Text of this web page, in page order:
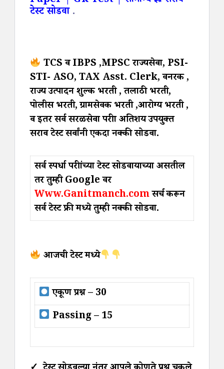
टेस्ट सोडवा.
TCS व IBPS ,MPSC राज्यसेवा, PSI-
STI- ASO, TAX Asst. Clerk, वनरक्षक ,
राज्य उत्पादन शुल्क भरती , तलाठी भरती,
पोलीस भरती, ग्रामसेवक भरती ,आरोग्य भरती ,
व इतर सर्व सरळसेवा परीक्षा अतिशय उपयुक्त
सराव टेस्ट सर्वांनी एकदा नक्की सोडवा.
सर्व स्पर्धा परीक्षांच्या टेस्ट सोडवायाच्या असतील
तर तुम्ही Google वर
Www.Ganitmanch.comसर्च करून
सर्व टेस्ट फ्री मध्ये तुम्ही नक्की सोडवा.
आजची टेस्ट मध्ये
एकूण प्रश्न – 30
Passing – 15